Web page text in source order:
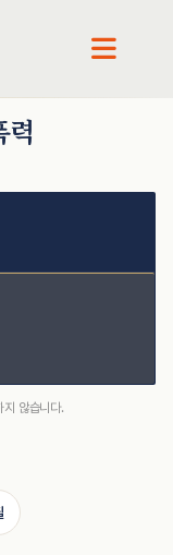
력
지 않습니다.